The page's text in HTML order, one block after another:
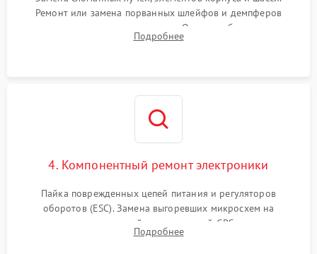
Ремонт или замена порванных шлейфов и демпферов
трехосевого подвеса камеры. Очистка объектива,
восстановление механизма фокусировки. Установка новых
Подробнее
4. Компонентный ремонт электроники
Пайка поврежденных цепей питания и регуляторов
оборотов (ESC). Замена выгоревших микросхем на
материнской плате, модулей GPS
Подробнее